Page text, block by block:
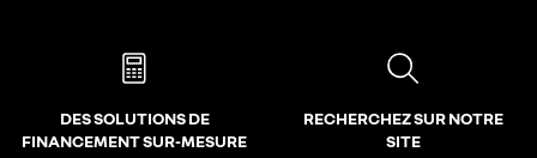
DES SOLUTIONS DE
FINANCEMENT SUR-MESURE
RECHERCHEZ SUR NOTRE
SITE